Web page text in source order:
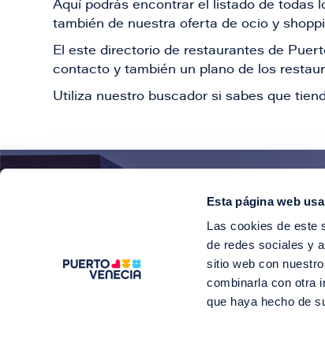
Esta página web
Las cookies de este
de redes sociales y
sitio web con
combinarla con otra
que haya hecho de
Aquí podrás encontrar el listado de todas
también de nuestra oferta de ocio y
El este directorio de restaurantes de
contacto y también un plano de los
Utiliza nuestro buscador si sabes que
Suscríbete